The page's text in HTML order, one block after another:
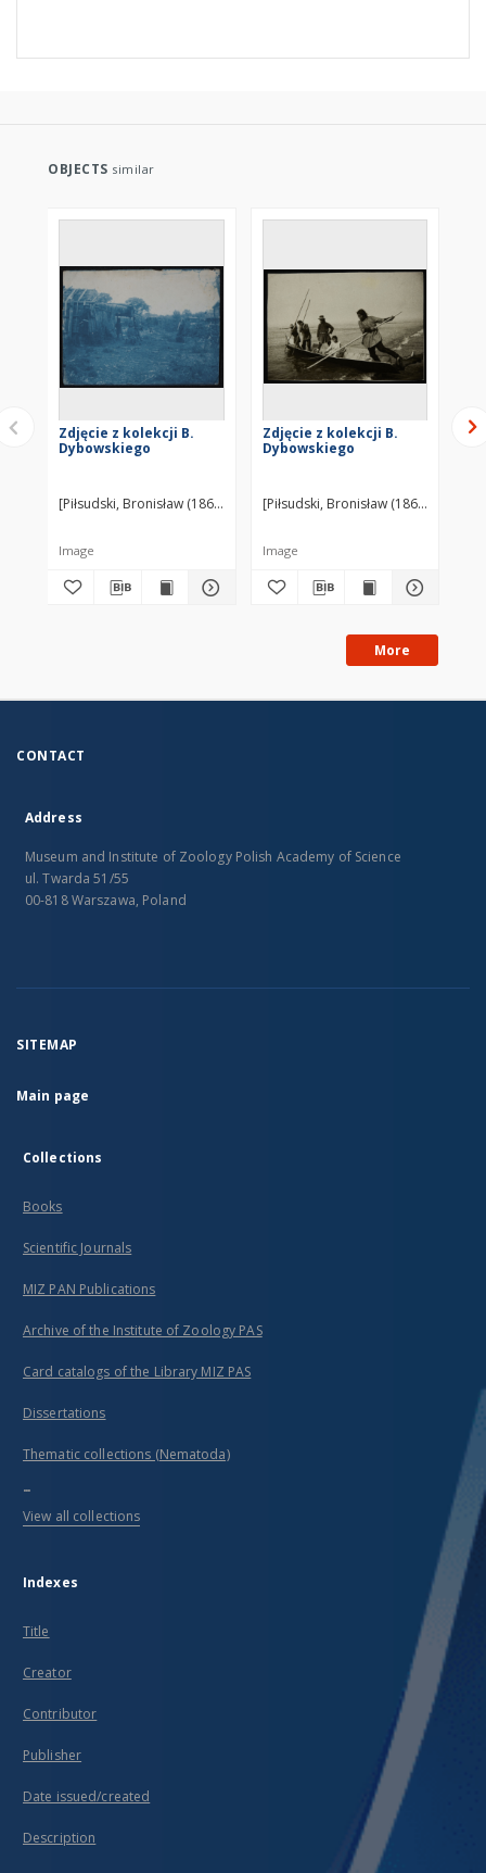
OBJECTS similar
Zdjęcie z kolekcji B.
Dybowskiego
[Piłsudski, Bronisław (1866–1918)] ?
Image
Zdjęcie z kolekcji B.
Dybowskiego
[Piłsudski, Bronisław (1866–1918)] ?
Image
More
CONTACT
Address
Museum and Institute of Zoology Polish Academy of Science
ul. Twarda 51/55
00-818 Warszawa, Poland
SITEMAP
Main page
Collections
Books
Scientific Journals
MIZ PAN Publications
Archive of the Institute of Zoology PAS
Card catalogs of the Library MIZ PAS
Dissertations
Thematic collections (Nematoda)
...
View all collections
Indexes
Title
Creator
Contributor
Publisher
Date issued/created
Description